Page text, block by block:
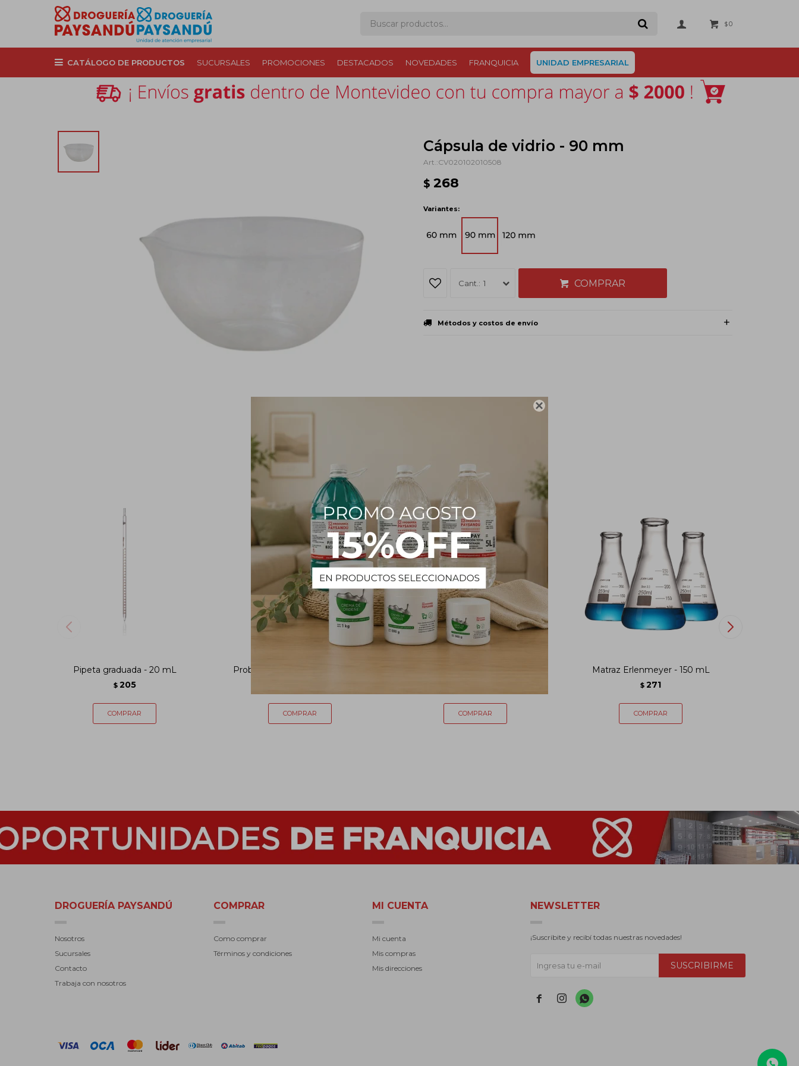

CATÁLOGO DE PRODUCTOS SUCURSALES PROMOCIONES DESTACADOS NOVEDADES FRANQUICIA UNIDAD EMPRESARIAL
$0
Cápsula de vidrio - 90 mm
CV020102010508
$ 268
Variantes:
1 COMPRAR
Métodos y costos de envío
PRODUCTOS QUE TE PUEDEN INTERESAR
Pipeta graduada - 20 mL
$ 205
Probeta base hexagonal - 25 mL Matraz Erlenmeyer - 150 mL
$ 271
DROGUERÍA PAYSANDÚ
Nosotros
Sucursales
Contacto
Trabaja con nosotros
COMPRAR
Como comprar
Términos y condiciones
MI CUENTA
Mi cuenta
Mis compras
Mis direcciones
NEWSLETTER
¡Suscribite y recibí todas nuestras novedades!
SUSCRIBIRME
  